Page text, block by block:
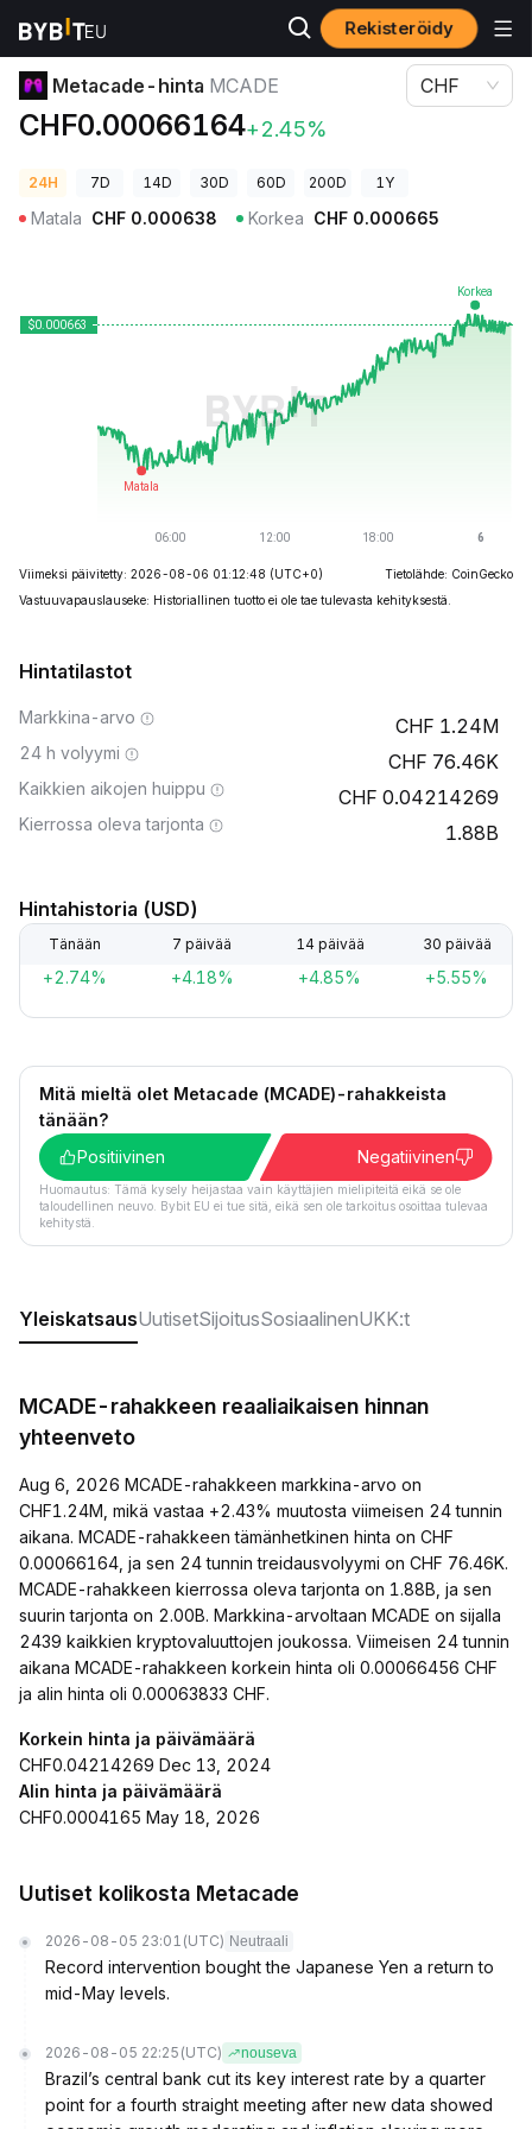
Rekisteröidy
Kryptohinnat Metacade-hinta MCADE
Metacade-hinta MCADE
CHF0.00066164+2.45%
CHF
24H 7D 14D 30D 60D 200D 1Y
Matala CHF 0.000638 Korkea CHF 0.000665
Viimeksi päivitetty: 2026-08-06 01:12:48 (UTC+0)
Tietolähde: CoinGecko
Vastuuvapauslauseke: Historiallinen tuotto ei ole tae tulevasta kehityksestä.
Hintatilastot
Markkina-arvo 1.24M
24 h volyymi 76.46K
Kaikkien aikojen huippu 0.04214269
Kierrossa oleva tarjonta 1.88B
Hintahistoria (USD)
Tänään 7 päivää 14 päivää 30 päivää
+2.74% +4.18% +4.85% +5.55%
Mitä mieltä olet Metacade (MCADE)-rahakkeista
tänään?
Positiivinen
Negatiivinen
Huomautus: Tämä kysely heijastaa vain käyttäjien mielipiteitä eikä se ole
taloudellinen neuvo. Bybit EU ei tue sitä, eikä sen ole tarkoitus osoittaa tulevaa
kehitystä.
YleiskatsausUutisetSijoitusSosiaalinenUKK:t
MCADE-rahakkeen reaaliaikaisen hinnan
yhteenveto
Aug 6, 2026 MCADE-rahakkeen markkina-arvo on
CHF1.24M, mikä vastaa +2.43% muutosta viimeisen 24 tunnin
aikana. MCADE-rahakkeen tämänhetkinen hinta on CHF
0.00066164, ja sen 24 tunnin treidausvolyymi on CHF 76.46K.
MCADE-rahakkeen kierrossa oleva tarjonta on 1.88B, ja sen
suurin tarjonta on 2.00B. Markkina-arvoltaan MCADE on sijalla
2439 kaikkien kryptovaluuttojen joukossa. Viimeisen 24 tunnin
aikana MCADE-rahakkeen korkein hinta oli 0.00066456 CHF
ja alin hinta oli 0.00063833 CHF.
Korkein hinta ja päivämäärä
CHF0.04214269 Dec 13, 2024
Alin hinta ja päivämäärä
CHF0.0004165 May 18, 2026
Uutiset kolikosta Metacade
2026-08-05 23:01 (UTC) Neutraali
Record intervention bought the Japanese Yen a return to
mid-May levels.
2026-08-05 22:25 (UTC) nouseva
Brazil’s central bank cut its key interest rate by a quarter
point for a fourth straight meeting after new data showed